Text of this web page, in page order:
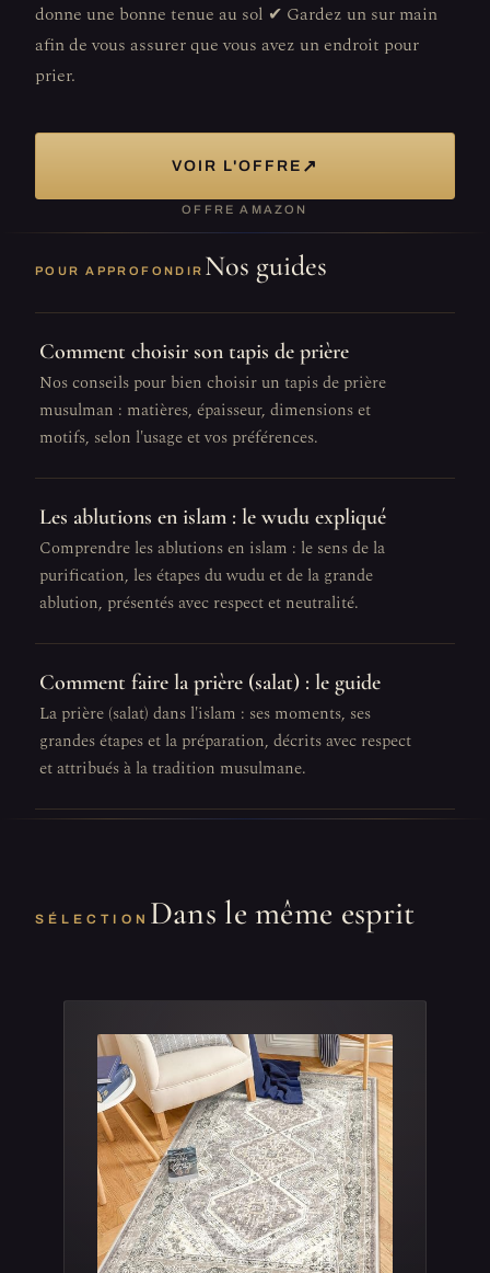
donne une bonne tenue au sol ✔ Gardez un sur main
afin de vous assurer que vous avez un endroit pour
prier.
VOIR L'OFFRE ↗
OFFRE AMAZON
POUR APPROFONDIR Nos guides
Comment choisir son tapis de prière
Nos conseils pour bien choisir un tapis de prière
musulman : matières, épaisseur, dimensions et
motifs, selon l'usage et vos préférences.
Les ablutions en islam : le wudu expliqué
Comprendre les ablutions en islam : le sens de la
purification, les étapes du wudu et de la grande
ablution, présentés avec respect et neutralité.
Comment faire la prière (salat) : le guide
La prière (salat) dans l'islam : ses moments, ses
grandes étapes et la préparation, décrits avec respect
et attribués à la tradition musulmane.
SÉLECTION Dans le même esprit